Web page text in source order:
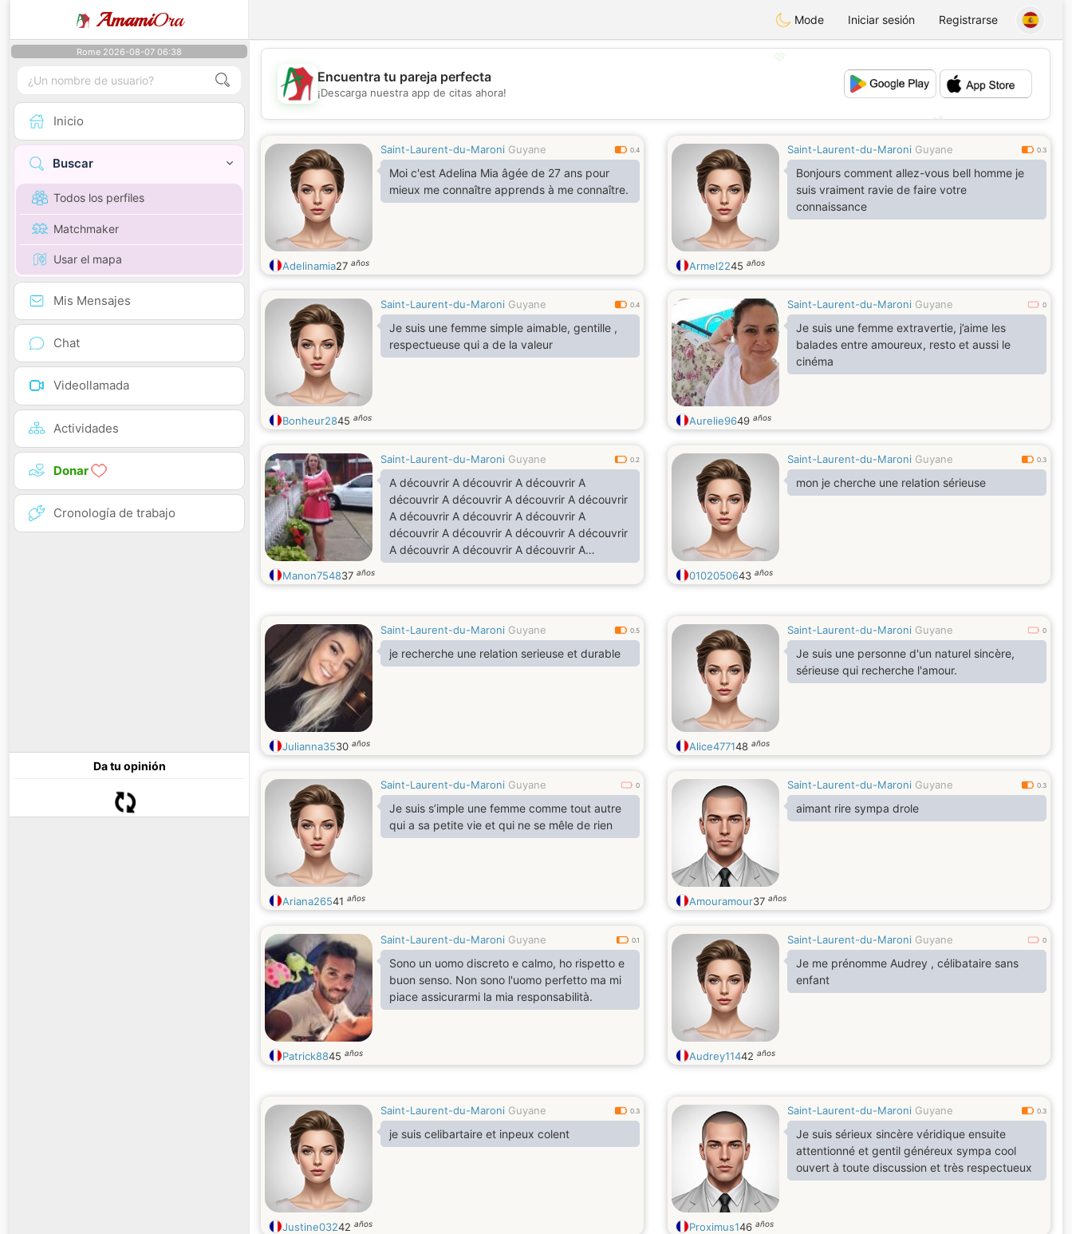
AmamiOra Mode Iniciar sesión Registrarse
Rome 2026-08-07 06:38
Inicio
Buscar
Todos los perfiles
Matchmaker
Usar el mapa
Mis Mensajes
Chat
Videollamada
Actividades
Donar
Cronología de trabajo
Da tu opinión
💕
Encuentra tu pareja perfecta
¡Descarga nuestra app de citas ahora!
Saint-Laurent-du-Maroni Guyane 0.4
Moi c'est Adelina Mia âgée de 27 ans pour
mieux me connaître apprends à me connaître.
Adelinamia27 años
Saint-Laurent-du-Maroni Guyane 0.3
Bonjours comment allez-vous bell homme je
suis vraiment ravie de faire votre
connaissance
Armel2245 años
Saint-Laurent-du-Maroni Guyane 0.4
Je suis une femme simple aimable, gentille ,
respectueuse qui a de la valeur
Bonheur2845 años
Saint-Laurent-du-Maroni Guyane 0
Je suis une femme extravertie, j’aime les
balades entre amoureux, resto et aussi le
cinéma
Aurelie9649 años
Saint-Laurent-du-Maroni Guyane 0.2
A découvrir A découvrir A découvrir A
découvrir A découvrir A découvrir A découvrir
A découvrir A découvrir A découvrir A
découvrir A découvrir A découvrir A découvrir
A découvrir A découvrir A découvrir A
découvrir A découvrir A découvrir A découvrir
A découvrir A découvrir A découvrir A
découvrir
Manon754837 años
Saint-Laurent-du-Maroni Guyane 0.3
mon je cherche une relation sérieuse
0102050643 años
Saint-Laurent-du-Maroni Guyane 0.5
je recherche une relation serieuse et durable
Julianna3530 años
Saint-Laurent-du-Maroni Guyane 0
Je suis une personne d'un naturel sincère,
sérieuse qui recherche l'amour.
Alice477148 años
Saint-Laurent-du-Maroni Guyane 0
Je suis s’imple une femme comme tout autre
qui a sa petite vie et qui ne se mêle de rien
Ariana26541 años
Saint-Laurent-du-Maroni Guyane 0.3
aimant rire sympa drole
Amouramour37 años
Saint-Laurent-du-Maroni Guyane 0.1
Sono un uomo discreto e calmo, ho rispetto e
buon senso. Non sono l'uomo perfetto ma mi
piace assicurarmi la mia responsabilità.
Patrick8845 años
Saint-Laurent-du-Maroni Guyane 0
Je me prénomme Audrey , célibataire sans
enfant
Audrey11442 años
Saint-Laurent-du-Maroni Guyane 0.3
je suis celibartaire et inpeux colent
Justine03242 años
Saint-Laurent-du-Maroni Guyane 0.3
Je suis sérieux sincère véridique ensuite
attentionné et gentil généreux sympa cool
ouvert à toute discussion et très respectueux
Proximus146 años